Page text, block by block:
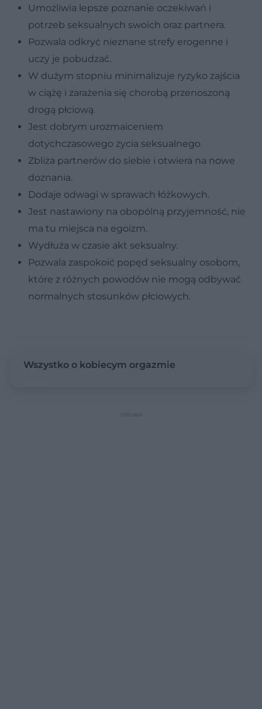
Umożliwia lepsze poznanie oczekiwań i
potrzeb seksualnych swoich oraz partnera.
Pozwala odkryć nieznane strefy erogenne i
uczy je pobudzać.
W dużym stopniu minimalizuje ryzyko zajścia
w ciążę i zarażenia się chorobą przenoszoną
drogą płciową.
Jest dobrym urozmaiceniem
dotychczasowego życia seksualnego.
Zbliża partnerów do siebie i otwiera na nowe
doznania.
Dodaje odwagi w sprawach łóżkowych.
Jest nastawiony na obopólną przyjemność, nie
ma tu miejsca na egoizm.
Wydłuża w czasie akt seksualny.
Pozwala zaspokoić popęd seksualny osobom,
które z różnych powodów nie mogą odbywać
normalnych stosunków płciowych.
Wszystko o kobiecym orgazmie